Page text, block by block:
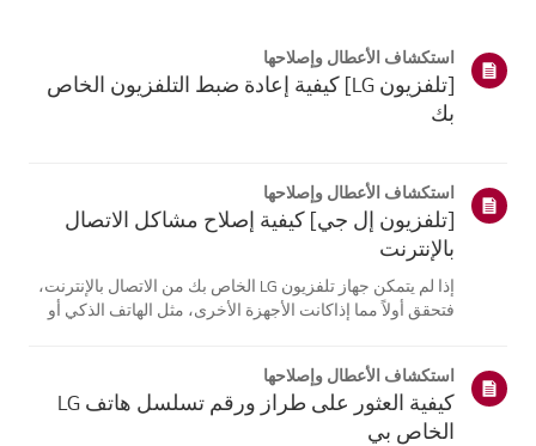
استكشاف الأعطال وإصلاحها
[تلفزيون LG] كيفية إعادة ضبط التلفزيون الخاص
بك
استكشاف الأعطال وإصلاحها
[تلفزيون إل جي] كيفية إصلاح مشاكل الاتصال
بالإنترنت
إذا لم يتمكن جهاز تلفزيون LG الخاص بك من الاتصال بالإنترنت،
فتحقق أولاً مما إذاكانت الأجهزة الأخرى، مثل الهاتف الذكي أو
تكمن في جها...
استكشاف الأعطال وإصلاحها
كيفية العثور على طراز ورقم تسلسل هاتف LG
الخاص بي